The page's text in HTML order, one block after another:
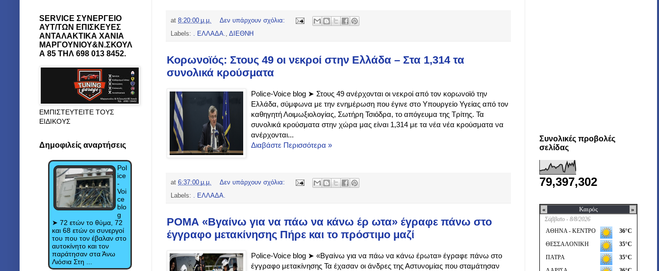
at 8:20:00 μ.μ.
Δεν υπάρχουν σχόλια:
Labels:
. ΕΛΛΑΔΑ. ΔΙΕΘΝΗ
Κορωνοϊός: Στους 49 οι νεκροί στην Ελλάδα – Στα 1,314 τα
συνολικά κρούσματα
Police-Voice blog ➤ Στους 49 ανέρχονται οι νεκροί από τον κορωνοϊό την
Ελλάδα, σύμφωνα με την ενημέρωση που έγινε στο Υπουργείο Υγείας από τον
καθηγητή Λοιμωξιολογίας, Σωτήρη Τσιόδρα, το απόγευμα της Τρίτης. Τα
συνολικά κρούσματα στην χώρα μας είναι 1,314 με τα νέα νέα κρούσματα να
ανέρχονται...
Διαβάστε Περισσότερα »
at 6:37:00 μ.μ.
Δεν υπάρχουν σχόλια:
Labels: . ΕΛΛΑΔΑ.
ΡΟΜΑ «Βγαίνω για να πάω να κάνω έρ ωτα» έγραφε πάνω στο
έγγραφο μετακίνησης Πήρε και το πρόστιμο μαζί
Police-Voice blog ➤ «Βγαίνω για να πάω να κάνω έρωτα» έγραφε πάνω στο
έγγραφο μετακίνησης Τα έχασαν οι άνδρες της Αστυνομίας που σταμάτησαν
SERVICE ΣΥΝΕΡΓΕΙΟ
ΑΥΤ/ΤΩΝ ΕΠΙΣΚΕΥΕΣ
ΑΝΤΑΛΑΚΤΙΚΑ ΧΑΝΙΑ
ΜΑΡΓΟΥΝΙΟΥ&Ν.ΣΚΟΥΛ
Α 85 ΤΗΛ 698 013 8452.
ΕΜΠΙΣΤΕΥΤΕΙΤΕ ΤΟΥΣ
ΕΙΔΙΚΟΥΣ
Δημοφιλείς αναρτήσεις
Pol
ice
-
Voi
ce
blo
g
➤ 72 ετών το θύμα, 72
και 68 ετών οι συνεργοί
του που τον έβαλαν στο
αυτοκίνητο και τον
παράτησαν στα Άνω
Λιόσια Στη ...
Συνολικές προβολές
σελίδας
79,397,302